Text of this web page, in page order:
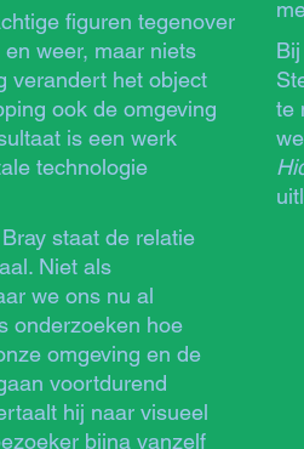
figuren tegenover
weer, maar niets
verandert het object
ook de omgeving
is een werk
technologie
staat de relatie
Niet als
we ons nu al
onderzoeken hoe
omgeving en de
voortdurend
hij naar visueel
bijna vanzelf
te